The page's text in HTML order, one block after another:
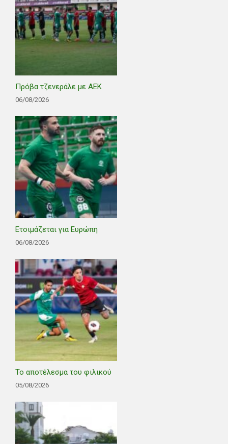
Πρόβα τζενεράλε με ΑΕΚ
06/08/2026
Ετοιμάζεται για Ευρώπη
06/08/2026
Το αποτέλεσμα του φιλικού
05/08/2026